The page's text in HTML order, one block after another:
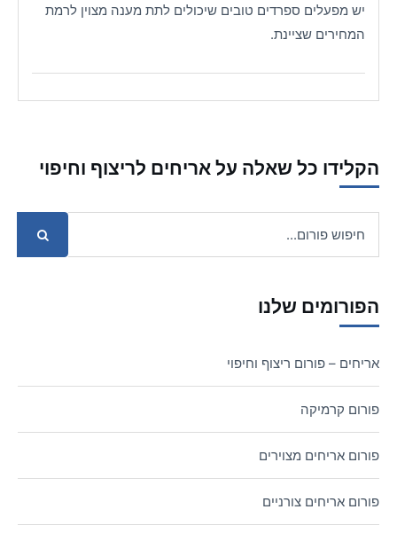
יש מפעלים ספרדים טובים שיכולים לתת מענה מצוין לרמת
המחירים שציינת.
הקלידו כל שאלה על אריחים לריצוף וחיפוי
הפורומים שלנו
אריחים – פורום ריצוף וחיפוי
פורום קרמיקה
פורום אריחים מצוירים
פורום אריחים צורניים